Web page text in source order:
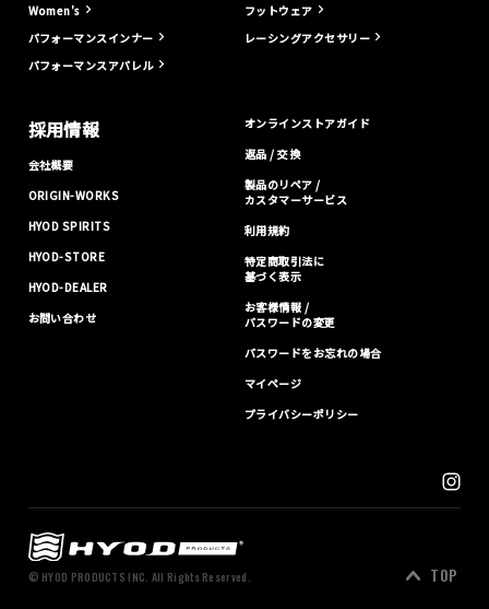
Women's
パフォーマンスインナー
パフォーマンスアパレル
フットウェア
レーシングアクセサリー
採用情報
会社概要
ORIGIN-WORKS
HYOD SPIRITS
HYOD-STORE
HYOD-DEALER
お問い合わせ
オンラインストアガイド
返品 / 交換
製品のリペア /
カスタマーサービス
利用規約
特定商取引法に
基づく表示
お客様情報 /
パスワードの変更
パスワードをお忘れの場合
マイページ
プライバシーポリシー
© HYOD PRODUCTS INC. All Rights Reserved. TOP